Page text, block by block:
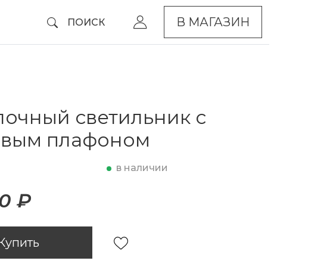
ПОИСК В МАГАЗИН
светильник с
плафоном
в наличии
₽